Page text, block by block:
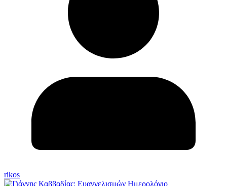
rikos